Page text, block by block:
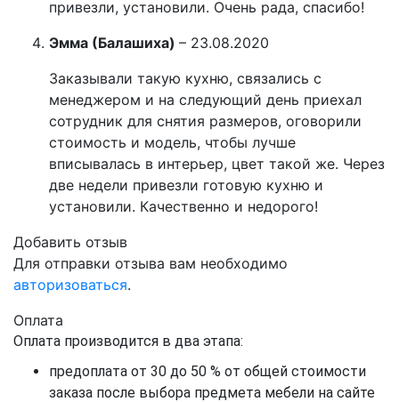
привезли, установили. Очень рада, спасибо!
Эмма (Балашиха) – 23.08.2020
Заказывали такую кухню, связались с
менеджером и на следующий день приехал
сотрудник для снятия размеров, оговорили
стоимость и модель, чтобы лучше
вписывалась в интерьер, цвет такой же. Через
две недели привезли готовую кухню и
установили. Качественно и недорого!
Добавить отзыв
Для отправки отзыва вам необходимо
авторизоваться.
Оплата
Оплата производится в два этапа:
предоплата от 30 до 50 % от общей стоимости
заказа после выбора предмета мебели на сайте